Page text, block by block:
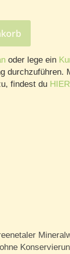
oder lege ein
durchzuführen.
findest du HIER